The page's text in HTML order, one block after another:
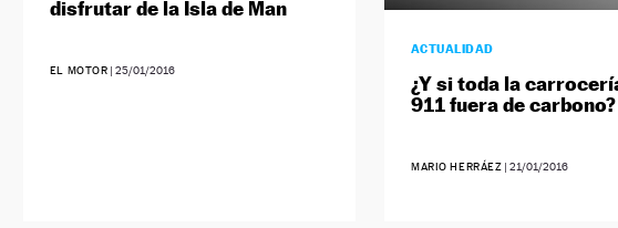
disfrutar de la Isla de Man
EL MOTOR |25/01/2016
ACTUALIDAD
¿Y si toda la
911 fuera de carbono?
MARIO HERRÁEZ |21/01/2016